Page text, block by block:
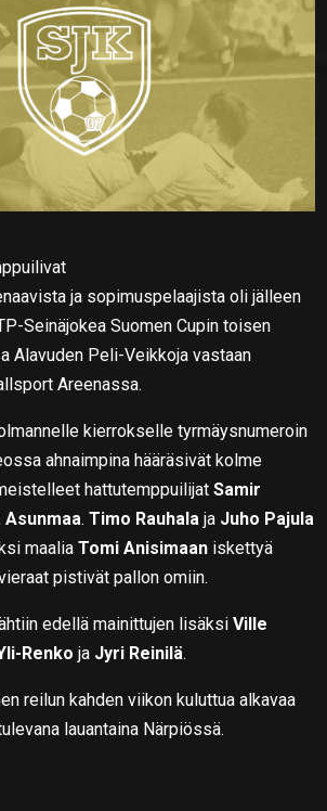
ja sopimuspelaajista oli jälleen
Seinäjokea Suomen Cupin toisen
Alavuden Peli-Veikkoja vastaan
Areenassa.
kierrokselle tyrmäysnumeroin
ahnaimpina hääräsivät kolme
hattutemppuilijatSamir
Asunmaa. Timo Rauhala ja Juho Pajula
maaliaTomi Anisimaan iskettyä
pistivät pallon omiin.
edellä mainittujen lisäksiVille
Renko ja Jyri Reinilä.
reilun kahden viikon kuluttua alkavaa
lauantaina Närpiössä.